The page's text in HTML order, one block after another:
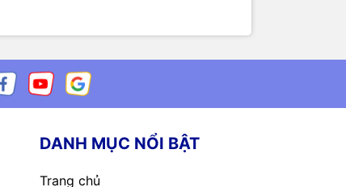
DANH MỤC NỔI BẬT
Trang chủ